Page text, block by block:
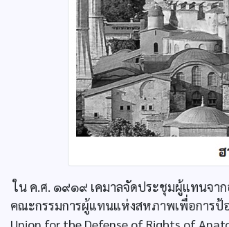
ใน ค.ศ. ๑๙๑๙ เคมาลจัดประชุมผู้แทนจาก
คณะกรรมการผู้แทนแห่งสหภาพเพื่อการป้
Union for the Defense of Rights of